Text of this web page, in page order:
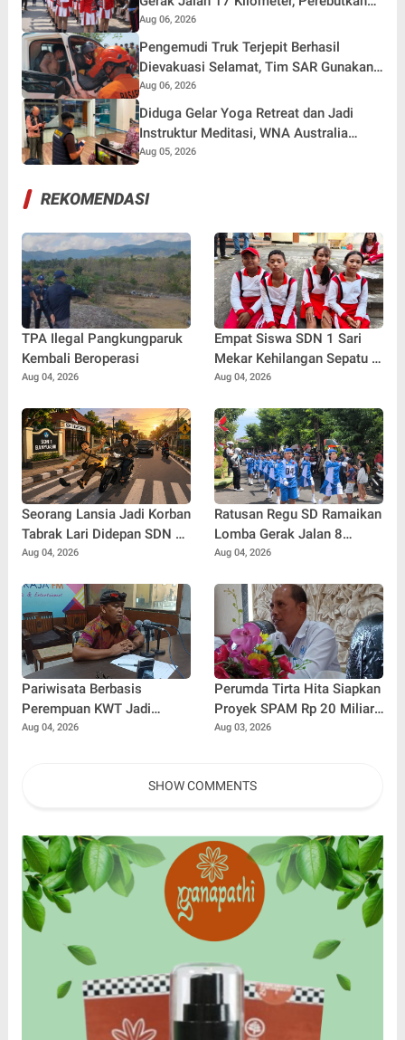
Hadiah Rp82,5 Juta pada HUT RI ke-81
Aug 06, 2026
Pengemudi Truk Terjepit Berhasil
Dievakuasi Selamat, Tim SAR Gunakan
Teknik Khusus
Aug 06, 2026
Diduga Gelar Yoga Retreat dan Jadi
Instruktur Meditasi, WNA Australia
Dideportasi Imigrasi Singaraja
Aug 05, 2026
REKOMENDASI
TPA Ilegal Pangkungparuk
Kembali Beroperasi
Aug 04, 2026
Empat Siswa SDN 1 Sari
Mekar Kehilangan Sepatu di
Tengah Lomba, Tetap
Merah Putih
Aug 04, 2026
Seorang Lansia Jadi Korban
Tabrak Lari Didepan SDN 1
Banyuasri, Polisi Buru
Aug 04, 2026
Ratusan Regu SD Ramaikan
Lomba Gerak Jalan 8
Kilometer di Buleleng
Aug 04, 2026
Pariwisata Berbasis
Perempuan KWT Jadi
Motor Penggerak Ekonomi
Aug 04, 2026
Perumda Tirta Hita Siapkan
Proyek SPAM Rp 20 Miliar,
Pasokan Air Banyuning dan
Aug 03, 2026
SHOW COMMENTS